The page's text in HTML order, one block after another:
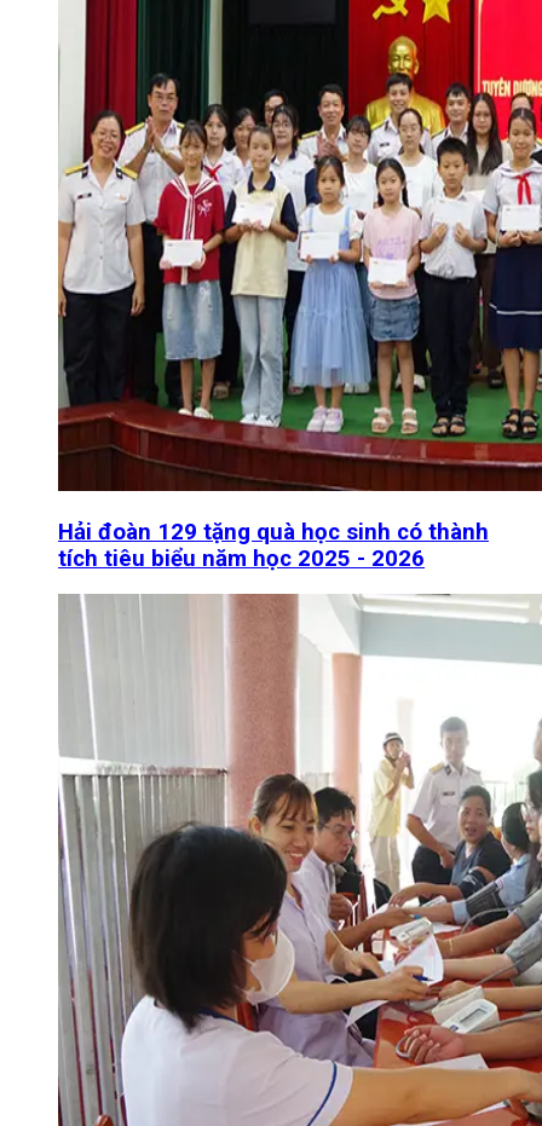
Hải đoàn 129 tặng quà học sinh có thành
tích tiêu biểu năm học 2025 - 2026